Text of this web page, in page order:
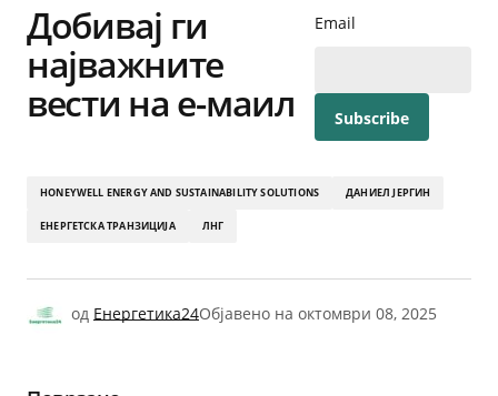
Добивај ги
најважните
вести на е-маил
Email
HONEYWELL ENERGY AND SUSTAINABILITY SOLUTIONS ДАНИЕЛ ЈЕРГИН
ЕНЕРГЕТСКА ТРАНЗИЦИЈА ЛНГ
од Енергетика24Објавено на октомври 08, 2025